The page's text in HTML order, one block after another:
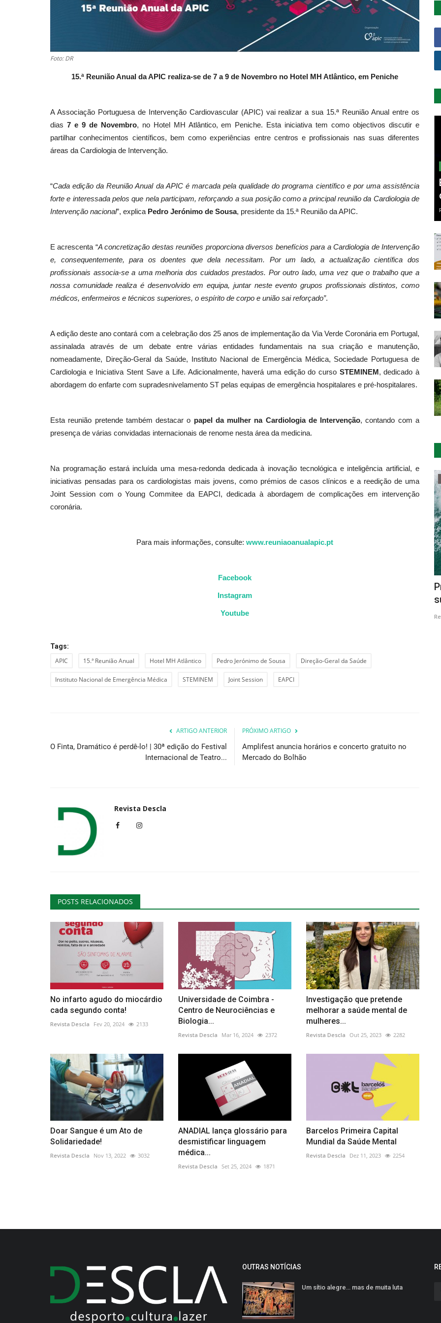
Foto: DR
15.ª Reunião Anual da APIC realiza-se de 7 a 9 de Novembro no Hotel MH Atlântico, em Peniche
A Associação Portuguesa de Intervenção Cardiovascular (APIC) vai realizar a sua 15.ª Reunião Anual entre os
dias 7 e 9 de Novembro, no Hotel MH Atlântico, em Peniche. Esta iniciativa tem como objectivos discutir e
partilhar conhecimentos científicos, bem como experiências entre centros e profissionais nas suas diferentes
áreas da Cardiologia de Intervenção.
“Cada edição da Reunião Anual da APIC é marcada pela qualidade do programa científico e por uma assistência
forte e interessada pelos que nela participam, reforçando a sua posição como a principal reunião da Cardiologia de
Intervenção nacional”, explica Pedro Jerónimo de Sousa, presidente da 15.ª Reunião da APIC.
E acrescenta “A concretização destas reuniões proporciona diversos benefícios para a Cardiologia de Intervenção
e, consequentemente, para os doentes que dela necessitam. Por um lado, a actualização científica dos
profissionais associa-se a uma melhoria dos cuidados prestados. Por outro lado, uma vez que o trabalho que a
nossa comunidade realiza é desenvolvido em equipa, juntar neste evento grupos profissionais distintos, como
médicos, enfermeiros e técnicos superiores, o espírito de corpo e união sai reforçado”.
A edição deste ano contará com a celebração dos 25 anos de implementação da Via Verde Coronária em Portugal,
assinalada através de um debate entre várias entidades fundamentais na sua criação e manutenção,
nomeadamente, Direção-Geral da Saúde, Instituto Nacional de Emergência Médica, Sociedade Portuguesa de
Cardiologia e Iniciativa Stent Save a Life. Adicionalmente, haverá uma edição do curso STEMINEM, dedicado à
abordagem do enfarte com supradesnivelamento ST pelas equipas de emergência hospitalares e pré-hospitalares.
Esta reunião pretende também destacar o papel da mulher na Cardiologia de Intervenção, contando com a
presença de várias convidadas internacionais de renome nesta área da medicina.
Na programação estará incluída uma mesa-redonda dedicada à inovação tecnológica e inteligência artificial, e
iniciativas pensadas para os cardiologistas mais jovens, como prémios de casos clínicos e a reedição de uma
Joint Session com o Young Commitee da EAPCI, dedicada à abordagem de complicações em intervenção
coronária.
Para mais informações, consulte: www.reuniaoanualapic.pt
Facebook
Instagram
Youtube
Tags:
APIC 15.ª Reunião Anual Hotel MH Atlântico Pedro Jerónimo de Sousa Direção-Geral da Saúde
Instituto Nacional de Emergência Médica STEMINEM Joint Session EAPCI
ARTIGO ANTERIOR
O Finta, Dramático é perdê-lo! | 30ª edição do Festival
Internacional de Teatro...
PRÓXIMO ARTIGO
Amplifest anuncia horários e concerto gratuito no
Mercado do Bolhão
Revista Descla
POSTS RELACIONADOS
No infarto agudo do miocárdio
cada segundo conta!
Revista Descla Fev 20, 2024 2133
Universidade de Coimbra -
Centro de Neurociências e
Biologia...
Revista Descla Mar 16, 2024 2372
Investigação que pretende
melhorar a saúde mental de
mulheres...
Revista Descla Out 25, 2023 2282
Doar Sangue é um Ato de
Solidariedade!
Revista Descla Nov 13, 2022 3032
ANADIAL lança glossário para
desmistificar linguagem
médica...
Revista Descla Set 25, 2024 1871
Barcelos Primeira Capital
Mundial da Saúde Mental
Revista Descla Dez 11, 2023 2254
Cultura Lazer
OUTRAS NOTÍCIAS
Um sítio alegre… mas de muita luta